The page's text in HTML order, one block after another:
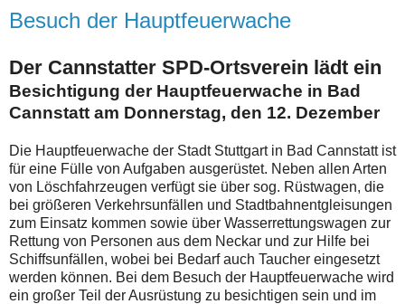
Besuch der Hauptfeuerwache
Der Cannstatter SPD-Ortsverein lädt ein
Besichtigung der Hauptfeuerwache in Bad
Cannstatt am Donnerstag, den 12. Dezember
Die Hauptfeuerwache der Stadt Stuttgart in Bad Cannstatt ist
für eine Fülle von Aufgaben ausgerüstet. Neben allen Arten
von Löschfahrzeugen verfügt sie über sog. Rüstwagen, die
bei größeren Verkehrsunfällen und Stadtbahnentgleisungen
zum Einsatz kommen sowie über Wasserrettungswagen zur
Rettung von Personen aus dem Neckar und zur Hilfe bei
Schiffsunfällen, wobei bei Bedarf auch Taucher eingesetzt
werden können. Bei dem Besuch der Hauptfeuerwache wird
ein großer Teil der Ausrüstung zu besichtigen sein und im